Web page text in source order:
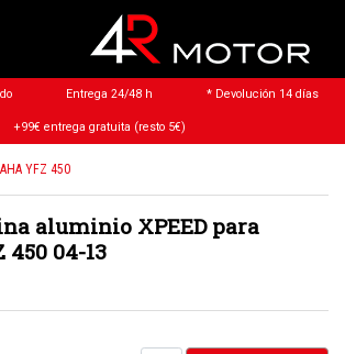
Entrega 24/48 h * Devolución 14 días
+99€ entrega gratuita (resto 5€)
YFZ 450
aluminio XPEED para
450 04-13